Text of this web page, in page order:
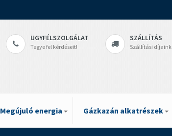
ÜGYFÉLSZOLGÁLAT
Tegye fel kérdéseit!
SZÁLLÍTÁS
Szállítási díjaink
Megújuló energia Gázkazán alkatrészek